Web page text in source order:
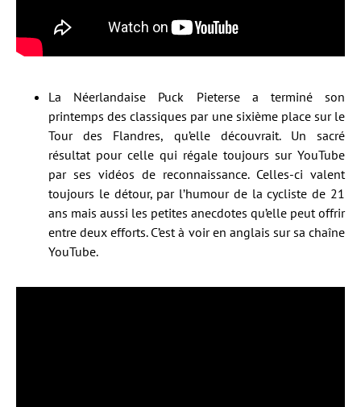
La Néerlandaise Puck Pieterse a terminé son
printemps des classiques par une sixième place sur le
Tour des Flandres, qu’elle découvrait. Un sacré
résultat pour celle qui régale toujours sur YouTube
par ses vidéos de reconnaissance. Celles-ci valent
toujours le détour, par l’humour de la cycliste de 21
ans mais aussi les petites anecdotes qu’elle peut offrir
entre deux efforts. C’est à voir en anglais sur sa chaîne
YouTube.